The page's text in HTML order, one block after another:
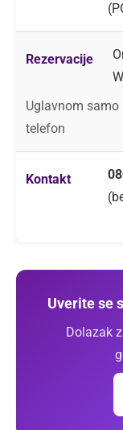
Rezervacije
Uglavnom samo
telefon
Kontakt
Uverite se
Dolazak